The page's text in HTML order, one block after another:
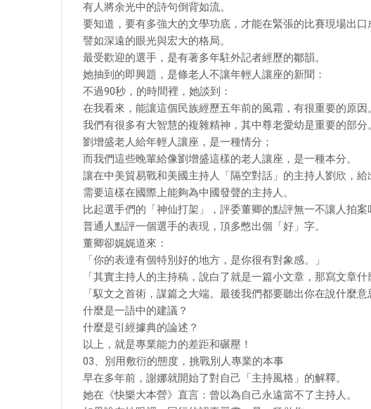
有人將余光中的詩句倒背如流。
要知道，要有多強大的文學功底，才能在緊張的比賽現場出口
譬如深遠的眼光與宏大的格局。
最受歡迎的選手，是有著多年駐外記者經歷的鄒韻。
她抽到的即興題，是條老人不讓年輕人讓座的新聞：
不過90秒，的時間裡，她談到：
在我看來，能讓這個民族經歷五年前的風霜，有很重要的原因。
我們有很多有大智慧的複雜精神，其中尊老愛幼是重要的部分。
劉增盛老人給年輕人讓座，是一種情分；
而我們這些晚輩給像劉增盛這樣的老人讓座，是一種本分。
讓在中美貿易戰和美國主持人「隔空對話」的主持人劉欣，給
需要這樣在國際上能夠為中國發聲的主持人。
比起選手們的「神仙打架」，評委董卿的點評無一不讓人拍案
普通人點評一個選手的表現，頂多憋出個「好」字。
董卿卻娓娓道來：
「你的表達有個特別好的地方，是你很有對象感。」
「其實主持人的主持稿，說白了就是一篇小文章，那寫文章什
「馭文之首術，謀篇之大端。最後我們都要聽出你在說什麼意
什麼是一語中的建議？
什麼是引經據典的論述？
以上，就是專業能力的差距和碾壓！
03、別用敷衍的態度，挑戰別人專業的本事
早在多年前，謝娜就開始了對自己「主持風格」的解釋。
她在《快樂大本營》直言：曾以為自己永遠當不了主持人。